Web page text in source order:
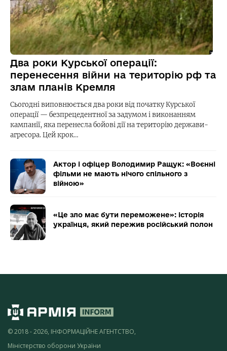
Два роки Курської операції:
перенесення війни на територію рф та
злам планів Кремля
Сьогодні виповнюється два роки від початку Курської
операції — безпрецедентної за задумом і виконанням
кампанії, яка перенесла бойові дії на територію держави-
агресора. Цей крок…
Актор і офіцер Володимир Ращук: «Воєнні
фільми не мають нічого спільного з
війною»
«Це зло має бути переможене»: історія
українця, який пережив російський полон
© 2018 - 2026, ІНФОРМАЦІЙНЕ АГЕНТСТВО,
Міністерство оборони України